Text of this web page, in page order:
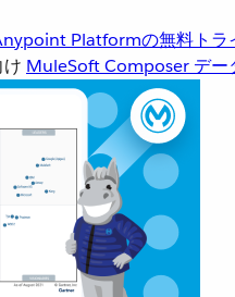
Platformの無料トラ
MuleSoft Composer デー